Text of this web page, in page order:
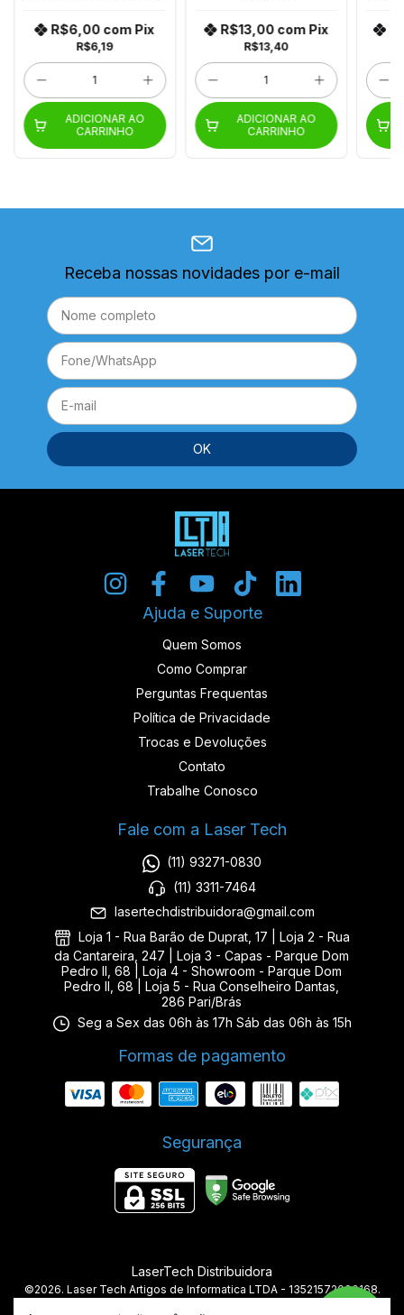
R$6,19
R$6,00 com Pix
ADICIONAR AO
CARRINHO
R$13,40
R$13,00 com Pix
ADICIONAR AO
CARRINHO
Receba nossas novidades por e-mail
Ajuda e Suporte
Quem Somos
Como Comprar
Perguntas Frequentas
Política de Privacidade
Trocas e Devoluções
Contato
Trabalhe Conosco
Fale com a Laser Tech
(11) 93271-0830
(11) 3311-7464
lasertechdistribuidora@gmail.com
Loja 1 - Rua Barão de Duprat, 17 | Loja 2 - Rua
da Cantareira, 247 | Loja 3 - Capas - Parque Dom
Pedro II, 68 | Loja 4 - Showroom - Parque Dom
Pedro II, 68 | Loja 5 - Rua Conselheiro Dantas,
286 Pari/Brás
Seg a Sex das 06h às 17h Sáb das 06h às 15h
Formas de pagamento
Segurança
LaserTech Distribuidora
©2026. Laser Tech Artigos de Informatica LTDA - 13521572000168.